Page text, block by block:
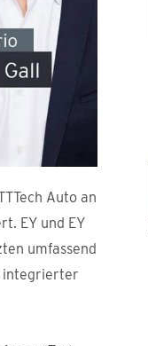
Auto an
EY und EY
umfassend
integrierter